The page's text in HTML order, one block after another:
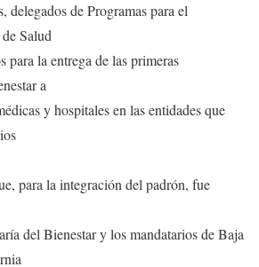
delegados de Programas para el
Salud
para la entrega de las primeras
a
y hospitales en las entidades que
para la integración del padrón, fue
del Bienestar y los mandatarios de Baja